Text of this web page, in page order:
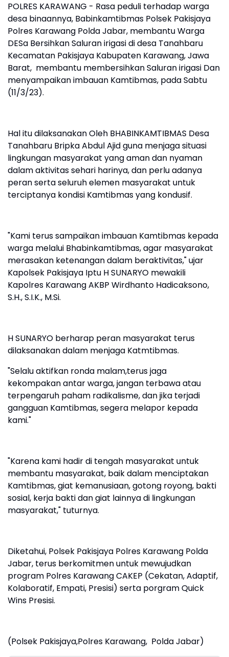
POLRES KARAWANG - Rasa peduli terhadap warga
desa binaannya, Babinkamtibmas Polsek Pakisjaya
Polres Karawang Polda Jabar, membantu Warga
DESa Bersihkan Saluran irigasi di desa Tanahbaru
Kecamatan Pakisjaya Kabupaten Karawang, Jawa
Barat, membantu membersihkan Saluran irigasi Dan
menyampaikan imbauan Kamtibmas, pada Sabtu
(11/3/23).
Hal itu dilaksanakan Oleh BHABINKAMTIBMAS Desa
Tanahbaru Bripka Abdul Ajid guna menjaga situasi
lingkungan masyarakat yang aman dan nyaman
dalam aktivitas sehari harinya, dan perlu adanya
peran serta seluruh elemen masyarakat untuk
terciptanya kondisi Kamtibmas yang kondusif.
"Kami terus sampaikan imbauan Kamtibmas kepada
warga melalui Bhabinkamtibmas, agar masyarakat
merasakan ketenangan dalam beraktivitas," ujar
Kapolsek Pakisjaya Iptu H SUNARYO mewakili
Kapolres Karawang AKBP Wirdhanto Hadicaksono,
S.H., S.I.K., M.Si.
H SUNARYO berharap peran masyarakat terus
dilaksanakan dalam menjaga Katmtibmas.
"Selalu aktifkan ronda malam,terus jaga
kekompakan antar warga, jangan terbawa atau
terpengaruh paham radikalisme, dan jika terjadi
gangguan Kamtibmas, segera melapor kepada
kami."
"Karena kami hadir di tengah masyarakat untuk
membantu masyarakat, baik dalam menciptakan
Kamtibmas, giat kemanusiaan, gotong royong, bakti
sosial, kerja bakti dan giat lainnya di lingkungan
masyarakat," tuturnya.
Diketahui, Polsek Pakisjaya Polres Karawang Polda
Jabar, terus berkomitmen untuk mewujudkan
program Polres Karawang CAKEP (Cekatan, Adaptif,
Kolaboratif, Empati, Presisi) serta porgram Quick
Wins Presisi.
(Polsek Pakisjaya,Polres Karawang, Polda Jabar)